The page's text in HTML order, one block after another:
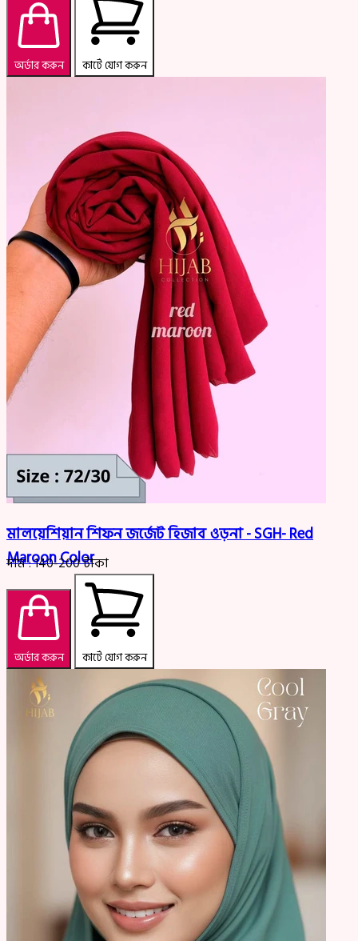
অর্ডার করুন কার্টে যোগ করুন
মালয়েশিয়ান শিফন জর্জেট হিজাব ওড়না - SGH- Red
Maroon Color
দাম :140-200টাকা
অর্ডার করুন কার্টে যোগ করুন